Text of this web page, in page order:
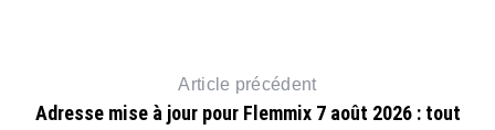
Article précédent
Adresse mise à jour pour Flemmix 7 août 2026 : tout